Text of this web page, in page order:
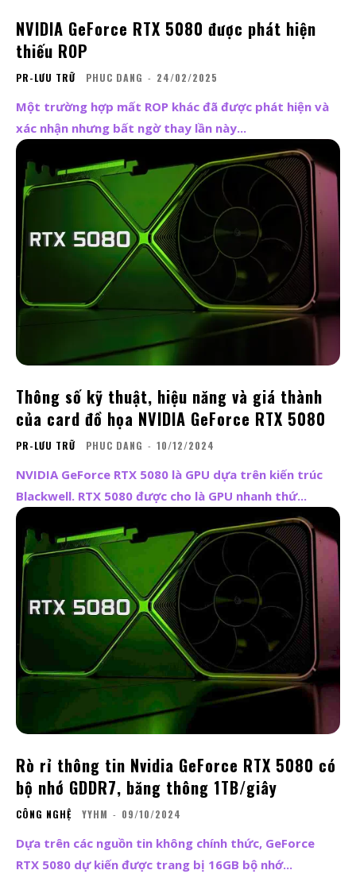
NVIDIA GeForce RTX 5080 được phát hiện
thiếu ROP
PR-LƯU TRỮ PHUC DANG - 24/02/2025
Một trường hợp mất ROP khác đã được phát hiện và
xác nhận nhưng bất ngờ thay lần này...
Thông số kỹ thuật, hiệu năng và giá thành
của card đồ họa NVIDIA GeForce RTX 5080
PR-LƯU TRỮ PHUC DANG - 10/12/2024
NVIDIA GeForce RTX 5080 là GPU dựa trên kiến ​​trúc
Blackwell. RTX 5080 được cho là GPU nhanh thứ...
Rò rỉ thông tin Nvidia GeForce RTX 5080 có
bộ nhớ GDDR7, băng thông 1TB/giây
CÔNG NGHỆ YYHM - 09/10/2024
Dựa trên các nguồn tin không chính thức, GeForce
RTX 5080 dự kiến được trang bị 16GB bộ nhớ...